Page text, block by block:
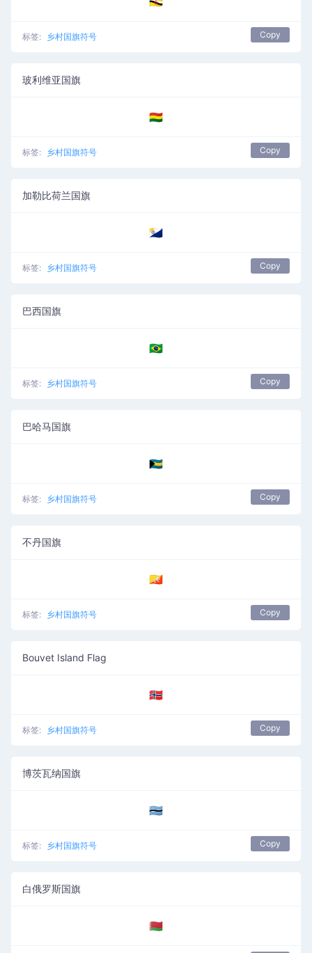
标签: 乡村国旗符号 Copy
玻利维亚国旗
🇧🇴
标签: 乡村国旗符号 Copy
加勒比荷兰国旗
🇧🇶
标签: 乡村国旗符号 Copy
巴西国旗
🇧🇷
标签: 乡村国旗符号 Copy
巴哈马国旗
🇧🇸
标签: 乡村国旗符号 Copy
不丹国旗
🇧🇹
标签: 乡村国旗符号 Copy
Bouvet Island Flag
🇧🇻
标签: 乡村国旗符号 Copy
博茨瓦纳国旗
🇧🇼
标签: 乡村国旗符号 Copy
白俄罗斯国旗
🇧🇾